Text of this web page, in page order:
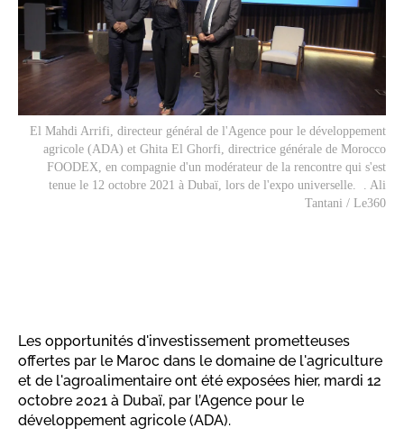
El Mahdi Arrifi, directeur général de l'Agence pour le développement
agricole (ADA) et Ghita El Ghorfi, directrice générale de Morocco
FOODEX, en compagnie d'un modérateur de la rencontre qui s'est
tenue le 12 octobre 2021 à Dubaï, lors de l'expo universelle. . Ali
Tantani / Le360
Les opportunités d'investissement prometteuses
offertes par le Maroc dans le domaine de l'agriculture
et de l'agroalimentaire ont été exposées hier, mardi 12
octobre 2021 à Dubaï, par l’Agence pour le
développement agricole (ADA).